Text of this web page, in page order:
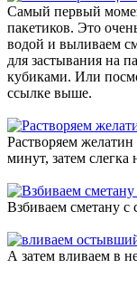
Самый первый
пакетиков. Это
водой и выливаем
для застывания на
кубиками. Или
ссылке выше.
Растворяем
минут, затем слегка
Взбиваем сметану
А затем вливаем в